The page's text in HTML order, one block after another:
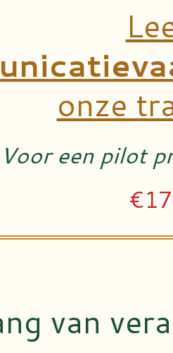
onze
Voor een pilot
van